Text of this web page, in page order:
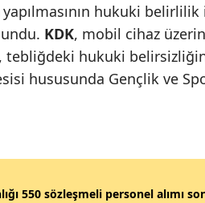
hukuki
KDK, mobil cihaz
tebliğdeki hukuki
hususunda Gençlik ve
550 sözleşmeli personel alımı